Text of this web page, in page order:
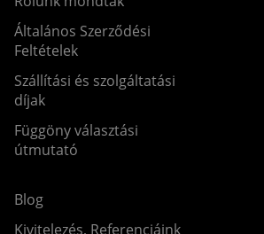
Általános Szerződési
Feltételek
Szállítási és szolgáltatási
díjak
Függöny választási
útmutató
Blog
Kivitelezés, Referenciáink